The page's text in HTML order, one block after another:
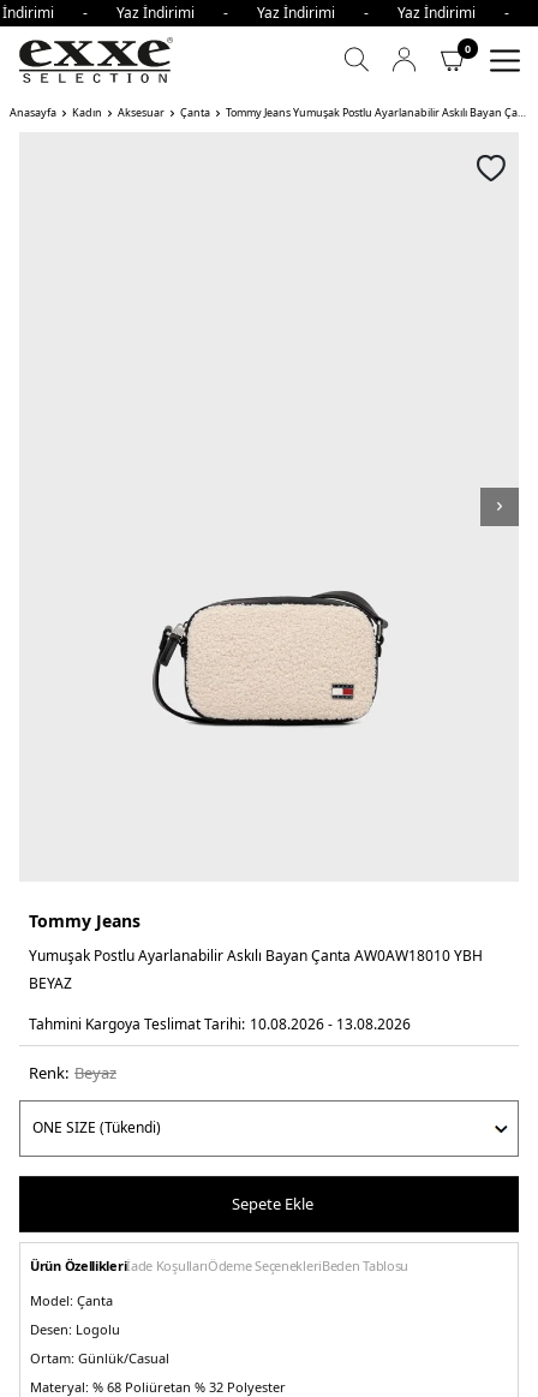
- Yaz İndirimi - Yaz İndirimi - Yaz
0
Anasayfa Kadın Aksesuar Çanta Tommy Jeans Yumuşak Postlu Ayarlanabilir Askılı Bayan Çanta YBH
Tommy Jeans
Yumuşak Postlu Ayarlanabilir Askılı Bayan Çanta AW0AW18010 YBH
BEYAZ
Tahmini Kargoya Teslimat Tarihi: 10.08.2026 - 13.08.2026
Renk: beyaz
Sepete Ekle
Ürün Özellikleriİade KoşullarıÖdeme SeçenekleriBeden Tablosu
Model: Çanta
Desen: Logolu
Ortam: Günlük/Casual
Materyal: % 68 Poliüretan % 32 Polyester